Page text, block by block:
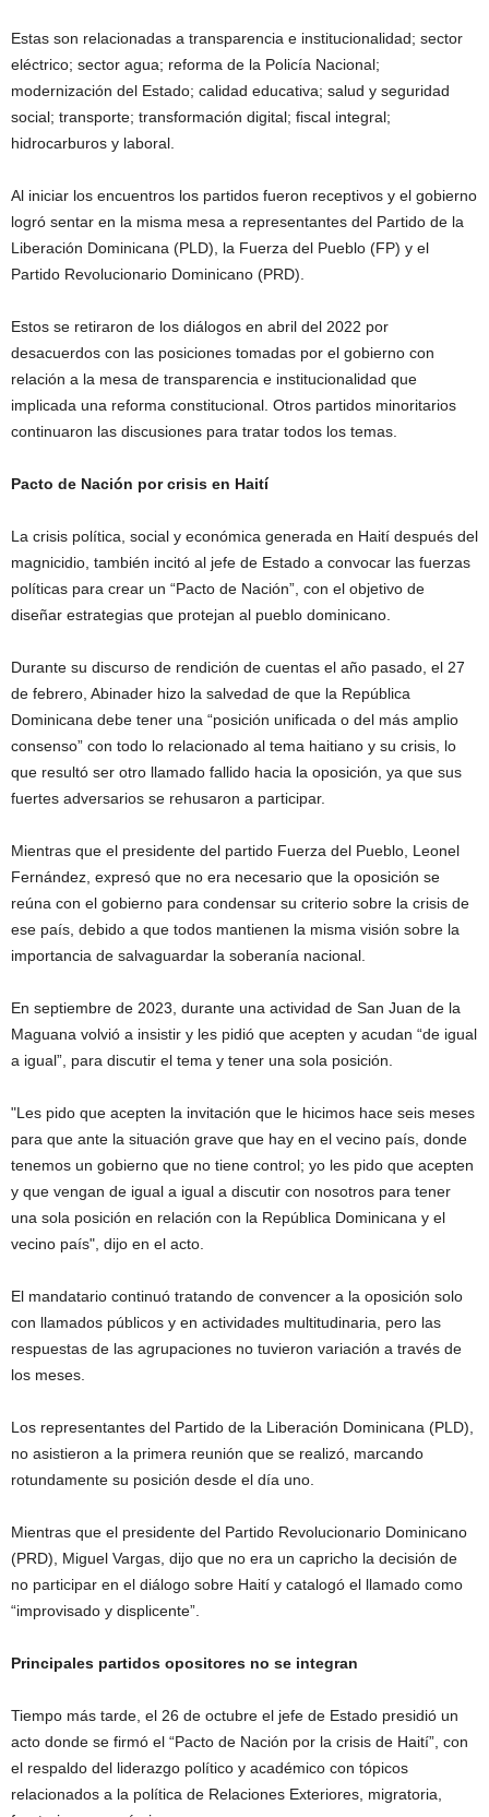
Estas son relacionadas a transparencia e institucionalidad; sector
eléctrico; sector agua; reforma de la Policía Nacional;
modernización del Estado; calidad educativa; salud y seguridad
social; transporte; transformación digital; fiscal integral;
hidrocarburos y laboral.
Al iniciar los encuentros los partidos fueron receptivos y el gobierno
logró sentar en la misma mesa a representantes del Partido de la
Liberación Dominicana (PLD), la Fuerza del Pueblo (FP) y el
Partido Revolucionario Dominicano (PRD).
Estos se retiraron de los diálogos en abril del 2022 por
desacuerdos con las posiciones tomadas por el gobierno con
relación a la mesa de transparencia e institucionalidad que
implicada una reforma constitucional. Otros partidos minoritarios
continuaron las discusiones para tratar todos los temas.
Pacto de Nación por crisis en Haití
La crisis política, social y económica generada en Haití después del
magnicidio, también incitó al jefe de Estado a convocar las fuerzas
políticas para crear un “Pacto de Nación”, con el objetivo de
diseñar estrategias que protejan al pueblo dominicano.
Durante su discurso de rendición de cuentas el año pasado, el 27
de febrero, Abinader hizo la salvedad de que la República
Dominicana debe tener una “posición unificada o del más amplio
consenso” con todo lo relacionado al tema haitiano y su crisis, lo
que resultó ser otro llamado fallido hacia la oposición, ya que sus
fuertes adversarios se rehusaron a participar.
Mientras que el presidente del partido Fuerza del Pueblo, Leonel
Fernández, expresó que no era necesario que la oposición se
reúna con el gobierno para condensar su criterio sobre la crisis de
ese país, debido a que todos mantienen la misma visión sobre la
importancia de salvaguardar la soberanía nacional.
En septiembre de 2023, durante una actividad de San Juan de la
Maguana volvió a insistir y les pidió que acepten y acudan “de igual
a igual”, para discutir el tema y tener una sola posición.
"Les pido que acepten la invitación que le hicimos hace seis meses
para que ante la situación grave que hay en el vecino país, donde
tenemos un gobierno que no tiene control; yo les pido que acepten
y que vengan de igual a igual a discutir con nosotros para tener
una sola posición en relación con la República Dominicana y el
vecino país", dijo en el acto.
El mandatario continuó tratando de convencer a la oposición solo
con llamados públicos y en actividades multitudinaria, pero las
respuestas de las agrupaciones no tuvieron variación a través de
los meses.
Los representantes del Partido de la Liberación Dominicana (PLD),
no asistieron a la primera reunión que se realizó, marcando
rotundamente su posición desde el día uno.
Mientras que el presidente del Partido Revolucionario Dominicano
(PRD), Miguel Vargas, dijo que no era un capricho la decisión de
no participar en el diálogo sobre Haití y catalogó el llamado como
“improvisado y displicente”.
Principales partidos opositores no se integran
Tiempo más tarde, el 26 de octubre el jefe de Estado presidió un
acto donde se firmó el “Pacto de Nación por la crisis de Haití”, con
el respaldo del liderazgo político y académico con tópicos
relacionados a la política de Relaciones Exteriores, migratoria,